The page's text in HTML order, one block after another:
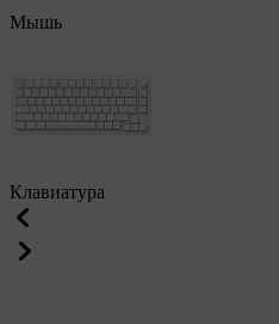
Мышь
Клавиатура